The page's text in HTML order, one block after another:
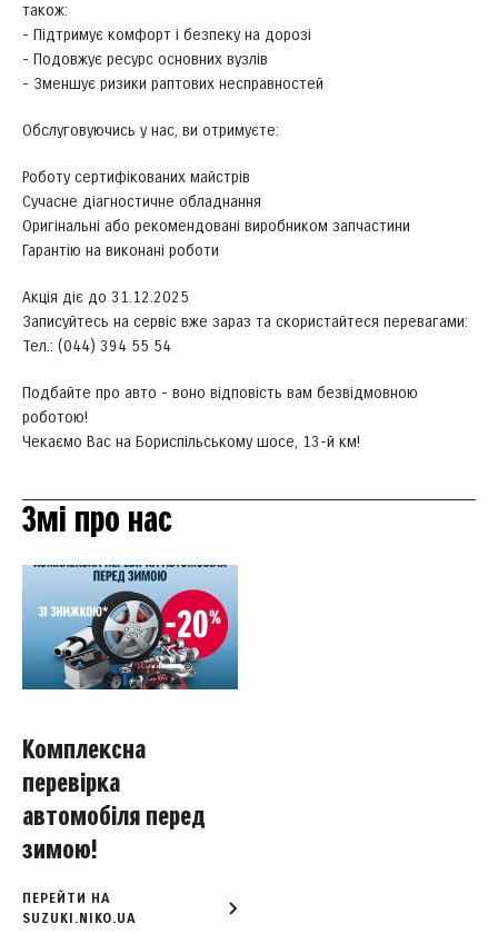
також:
- Підтримує комфорт і безпеку на дорозі
- Подовжує ресурс основних вузлів
- Зменшує ризики раптових несправностей
Обслуговуючись у нас, ви отримуєте:
Роботу сертифікованих майстрів
Сучасне діагностичне обладнання
Оригінальні або рекомендовані виробником запчастини
Гарантію на виконані роботи
Акція діє до 31.12.2025
Записуйтесь на сервіс вже зараз та скористайтеся перевагами:
Тел.: (044) 394 55 54
Подбайте про авто - воно відповість вам безвідмовною
роботою!
Чекаємо Вас на Бориспільському шосе, 13-й км!
Змі про нас
Комплексна
перевірка
автомобіля перед
зимою!
ПЕРЕЙТИ НА
SUZUKI.NIKO.UA